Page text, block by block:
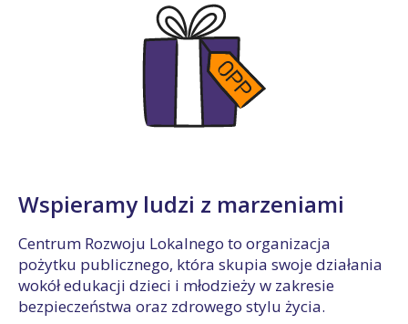
Wspieramy ludzi z marzeniami
Centrum Rozwoju Lokalnego to organizacja
pożytku publicznego, która skupia swoje działania
wokół edukacji dzieci i młodzieży w zakresie
bezpieczeństwa oraz zdrowego stylu życia.